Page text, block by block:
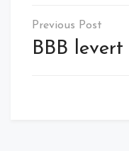
Post
navigation
BBB levert